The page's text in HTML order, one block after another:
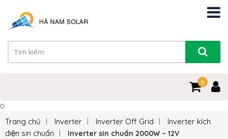
0
0
Trang chủ Inverter Inverter Off Grid
Inverter kích
điện sin chuẩn
Inverter sin chuẩn 2000W – 12V